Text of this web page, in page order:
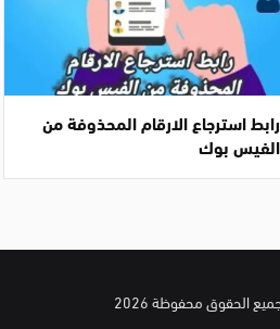
رابط استرجاع الارقام المحذوفة من
الفيس بوك
الحقوق محفوظة 2026